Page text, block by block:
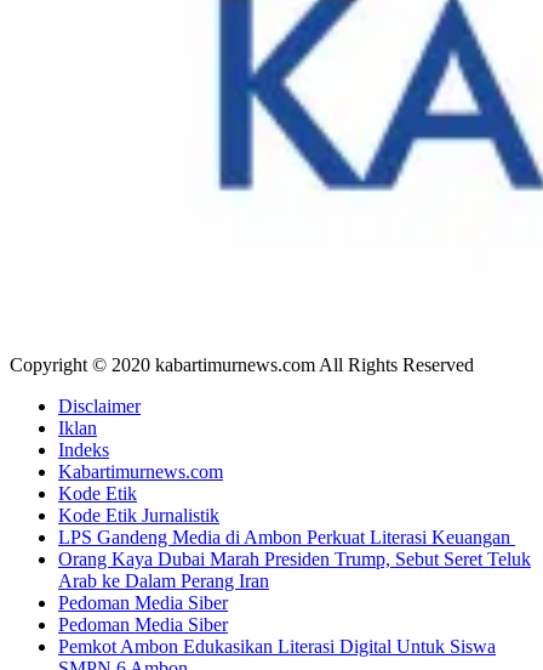
Copyright © 2020 kabartimurnews.com All Rights Reserved
Disclaimer
Iklan
Indeks
Kabartimurnews.com
Kode Etik
Kode Etik Jurnalistik
LPS Gandeng Media di Ambon Perkuat Literasi Keuangan
Orang Kaya Dubai Marah Presiden Trump, Sebut Seret Teluk
Arab ke Dalam Perang Iran
Pedoman Media Siber
Pedoman Media Siber
Pemkot Ambon Edukasikan Literasi Digital Untuk Siswa